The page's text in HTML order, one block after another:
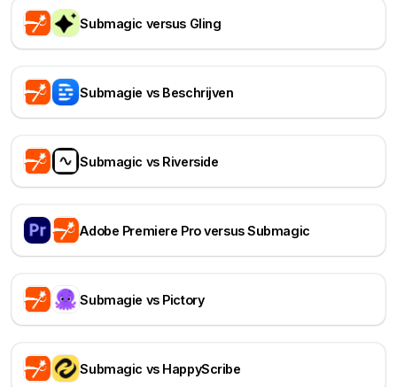
Submagic versus Gling
Submagie vs Beschrijven
Submagic vs Riverside
Adobe Premiere Pro versus Submagic
Submagie vs Pictory
Submagic vs HappyScribe